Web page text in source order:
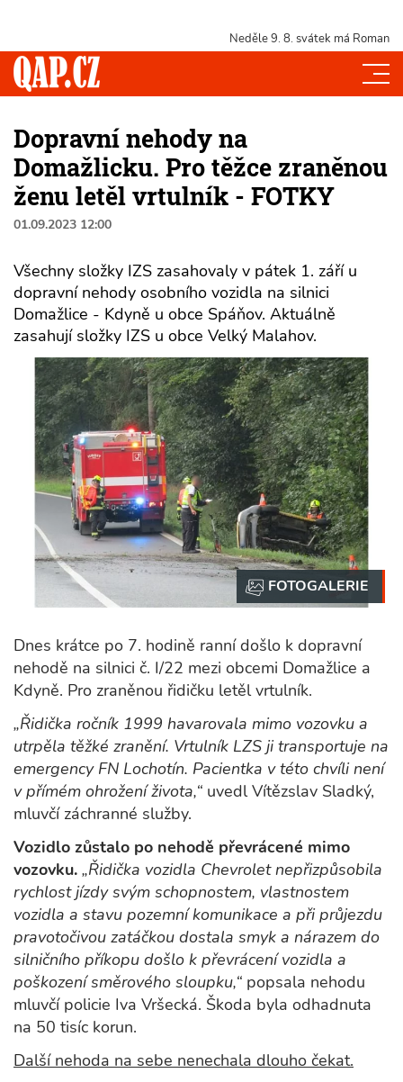
Neděle 9. 8. svátek má Roman
Dopravní nehody na
Domažlicku. Pro těžce zraněnou
ženu letěl vrtulník - FOTKY
01.09.2023 12:00
Všechny složky IZS zasahovaly v pátek 1. září u
dopravní nehody osobního vozidla na silnici
Domažlice - Kdyně u obce Spáňov. Aktuálně
zasahují složky IZS u obce Velký Malahov.
Dnes krátce po 7. hodině ranní došlo k dopravní
nehodě na silnici č. I/22 mezi obcemi Domažlice a
Kdyně. Pro zraněnou řidičku letěl vrtulník.
„Řidička ročník 1999 havarovala mimo vozovku a
utrpěla těžké zranění. Vrtulník LZS ji transportuje na
emergency FN Lochotín. Pacientka v této chvíli není
v přímém ohrožení života,“ uvedl Vítězslav Sladký,
mluvčí záchranné služby.
Vozidlo zůstalo po nehodě převrácené mimo
vozovku. „Řidička vozidla Chevrolet nepřizpůsobila
rychlost jízdy svým schopnostem, vlastnostem
vozidla a stavu pozemní komunikace a při průjezdu
pravotočivou zatáčkou dostala smyk a nárazem do
silničního příkopu došlo k převrácení vozidla a
poškození směrového sloupku,“ popsala nehodu
mluvčí policie Iva Vršecká. Škoda byla odhadnuta
na 50 tisíc korun.
Další nehoda na sebe nenechala dlouho čekat.